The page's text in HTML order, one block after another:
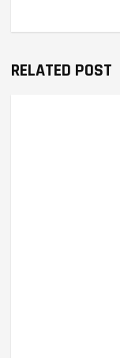
RELATED POST